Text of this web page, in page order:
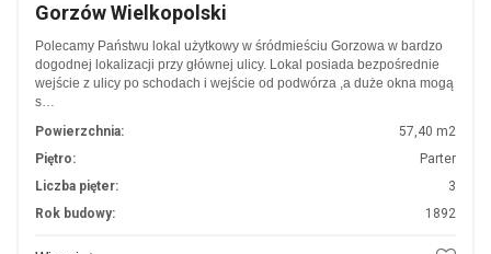
Gorzów Wielkopolski
Polecamy Państwu lokal użytkowy w śródmieściu Gorzowa w bardzo
dogodnej lokalizacji przy głównej ulicy. Lokal posiada bezpośrednie
wejście z ulicy po schodach i wejście od podwórza ,a duże okna mogą
s…
Powierzchnia:
57,40 m2
Piętro:
Parter
Liczba pięter:
3
Rok budowy:
1892